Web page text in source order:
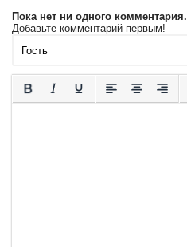
Пока нет ни одного комментария.
Добавьте комментарий первым!